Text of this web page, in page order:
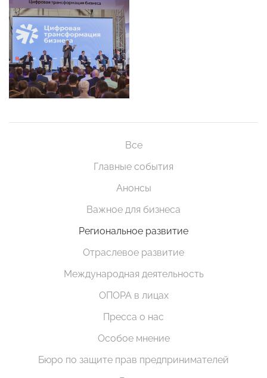
Все
Главные события
Анонсы
Важное для бизнеса
Региональное развитие
Отраслевое развитие
Международная деятельность
ОПОРА в лицах
Пресса о нас
Особое мнение
Бюро по защите прав предпринимателей